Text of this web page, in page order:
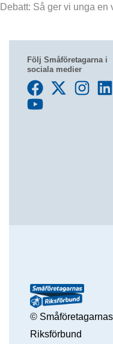
Debatt: Så ger vi unga en
Följ Småföretagarna i
sociala medier
© Småföretagarnas
Riksförbund